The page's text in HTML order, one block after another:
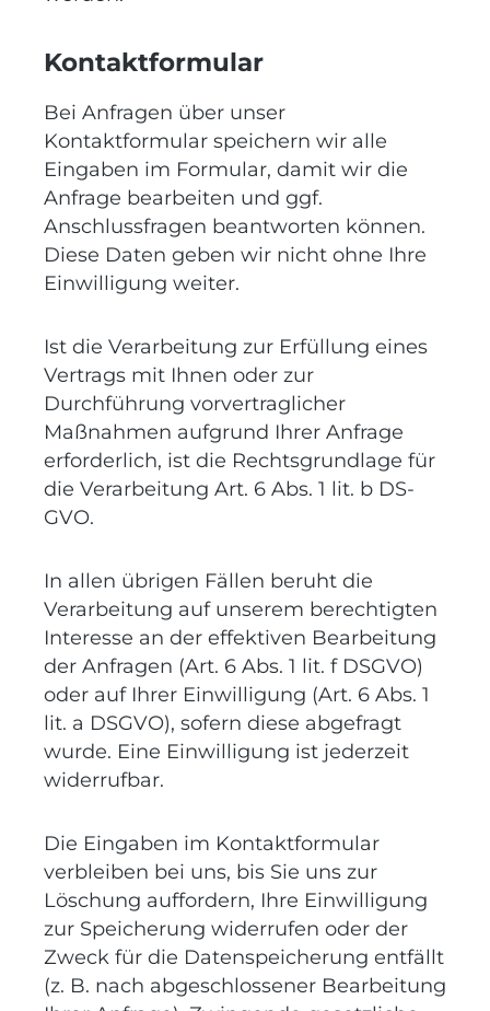
Kontaktformular
Bei Anfragen über unser
Kontaktformular speichern wir alle
Eingaben im Formular, damit wir die
Anfrage bearbeiten und ggf.
Anschlussfragen beantworten können.
Diese Daten geben wir nicht ohne Ihre
Einwilligung weiter.
Ist die Verarbeitung zur Erfüllung eines
Vertrags mit Ihnen oder zur
Durchführung vorvertraglicher
Maßnahmen aufgrund Ihrer Anfrage
erforderlich, ist die Rechtsgrundlage für
die Verarbeitung Art. 6 Abs. 1 lit. b DS-
GVO.
In allen übrigen Fällen beruht die
Verarbeitung auf unserem berechtigten
Interesse an der effektiven Bearbeitung
der Anfragen (Art. 6 Abs. 1 lit. f DSGVO)
oder auf Ihrer Einwilligung (Art. 6 Abs. 1
lit. a DSGVO), sofern diese abgefragt
wurde. Eine Einwilligung ist jederzeit
widerrufbar.
Die Eingaben im Kontaktformular
verbleiben bei uns, bis Sie uns zur
Löschung auffordern, Ihre Einwilligung
zur Speicherung widerrufen oder der
Zweck für die Datenspeicherung entfällt
(z. B. nach abgeschlossener Bearbeitung